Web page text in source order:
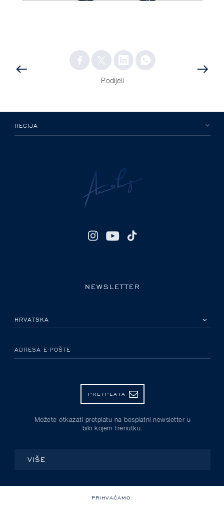
PRETHODNA
Podijeli
REGIJA
NEWSLETTER
ADRESA E-POŠTE
PRETPLATA
Možete otkazati pretplatu na besplatni newsletter u
bilo kojem trenutku.
VIŠE
PRIHVAĆAMO: